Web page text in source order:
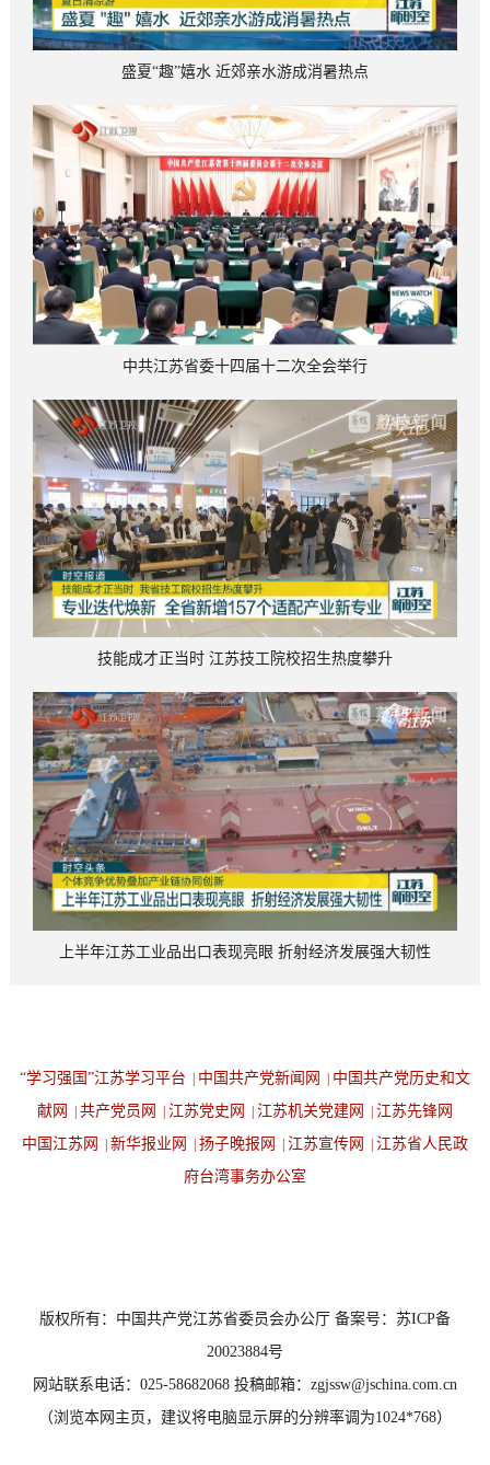
盛夏“趣”嬉水 近郊亲水游成消暑热点
中共江苏省委十四届十二次全会举行
技能成才正当时 江苏技工院校招生热度攀升
上半年江苏工业品出口表现亮眼 折射经济发展强大韧性
“学习强国”江苏学习平台 中国共产党新闻网
中国共产党历史和文
献网
共产党员网 江苏党史网 江苏机关党建网
江苏先锋网
中国江苏网
新华报业网 扬子晚报网 江苏宣传网
江苏省人民政
府台湾事务办公室
版权所有：中国共产党江苏省委员会办公厅 备案号：苏ICP备
20023884号
网站联系电话：025-58682068 投稿邮箱：zgjssw@jschina.com.cn
（浏览本网主页，建议将电脑显示屏的分辨率调为1024*768）